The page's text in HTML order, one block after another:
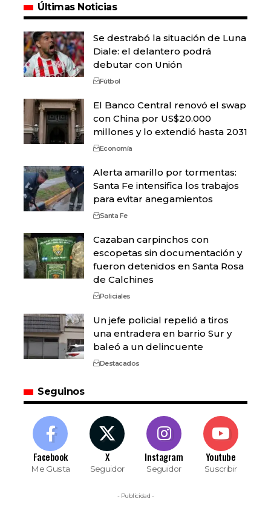
Últimas Noticias
Se destrabó la situación de Luna
Diale: el delantero podrá
debutar con Unión
Fútbol
El Banco Central renovó el swap
con China por US$20.000
millones y lo extendió hasta 2031
Economía
Alerta amarillo por tormentas:
Santa Fe intensifica los trabajos
para evitar anegamientos
Santa Fe
Cazaban carpinchos con
escopetas sin documentación y
fueron detenidos en Santa Rosa
de Calchines
Policiales
Un jefe policial repelió a tiros
una entradera en barrio Sur y
baleó a un delincuente
Destacados
Seguinos
Facebook
Me Gusta
X
Seguidor
Instagram
Seguidor
Youtube
Suscribir
- Publicidad -